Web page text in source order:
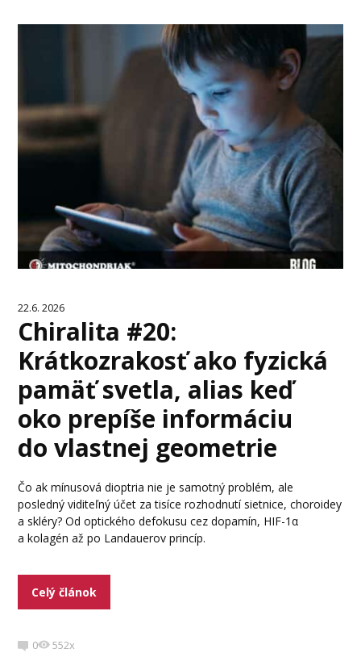
22.6. 2026
Chiralita #20:
Krátkozrakosť ako fyzická
pamäť svetla, alias keď
oko prepíše informáciu
do vlastnej geometrie
Čo ak mínusová dioptria nie je samotný problém, ale
posledný viditeľný účet za tisíce rozhodnutí sietnice, choroidey
a skléry? Od optického defokusu cez dopamín, HIF-1α
a kolagén až po Landauerov princíp.
Celý článok
0 552x